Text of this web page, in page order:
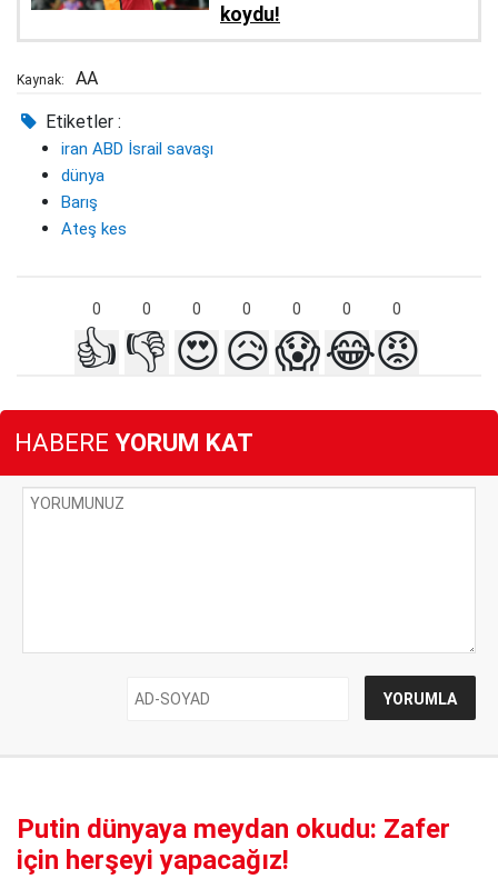
koydu!
Kaynak: AA
Etiketler :
iran ABD İsrail savaşı
dünya
Barış
Ateş kes
0 0 0 0 0 0 0
👍 👎 😍😥😱😂😡
HABERE YORUM KAT
Putin dünyaya meydan okudu: Zafer
için herşeyi yapacağız!